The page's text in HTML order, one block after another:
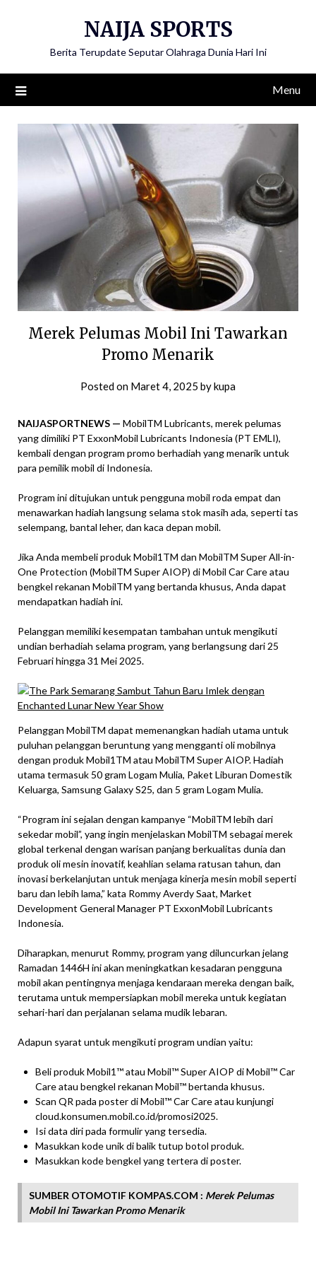
NAIJA SPORTS
Berita Terupdate Seputar Olahraga Dunia Hari Ini
Menu
Merek Pelumas Mobil Ini Tawarkan
Promo Menarik
Posted on Maret 4, 2025 bykupa
NAIJASPORTNEWS — MobilTM Lubricants, merek pelumas
yang dimiliki PT ExxonMobil Lubricants Indonesia (PT EMLI),
kembali dengan program promo berhadiah yang menarik untuk
para pemilik mobil di Indonesia.
Program ini ditujukan untuk pengguna mobil roda empat dan
menawarkan hadiah langsung selama stok masih ada, seperti tas
selempang, bantal leher, dan kaca depan mobil.
Jika Anda membeli produk Mobil1TM dan MobilTM Super All-in-
One Protection (MobilTM Super AIOP) di Mobil Car Care atau
bengkel rekanan MobilTM yang bertanda khusus, Anda dapat
mendapatkan hadiah ini.
Pelanggan memiliki kesempatan tambahan untuk mengikuti
undian berhadiah selama program, yang berlangsung dari 25
Februari hingga 31 Mei 2025.
Pelanggan MobilTM dapat memenangkan hadiah utama untuk
puluhan pelanggan beruntung yang mengganti oli mobilnya
dengan produk Mobil1TM atau MobilTM Super AIOP. Hadiah
utama termasuk 50 gram Logam Mulia, Paket Liburan Domestik
Keluarga, Samsung Galaxy S25, dan 5 gram Logam Mulia.
“Program ini sejalan dengan kampanye “MobilTM lebih dari
sekedar mobil”, yang ingin menjelaskan MobilTM sebagai merek
global terkenal dengan warisan panjang berkualitas dunia dan
produk oli mesin inovatif, keahlian selama ratusan tahun, dan
inovasi berkelanjutan untuk menjaga kinerja mesin mobil seperti
baru dan lebih lama,” kata Rommy Averdy Saat, Market
Development General Manager PT ExxonMobil Lubricants
Indonesia.
Diharapkan, menurut Rommy, program yang diluncurkan jelang
Ramadan 1446H ini akan meningkatkan kesadaran pengguna
mobil akan pentingnya menjaga kendaraan mereka dengan baik,
terutama untuk mempersiapkan mobil mereka untuk kegiatan
sehari-hari dan perjalanan selama mudik lebaran.
Adapun syarat untuk mengikuti program undian yaitu:
Beli produk Mobil1™ atau Mobil™ Super AIOP di Mobil™ Car
Care atau bengkel rekanan Mobil™ bertanda khusus.
Scan QR pada poster di Mobil™ Car Care atau kunjungi
cloud.konsumen.mobil.co.id/promosi2025.
Isi data diri pada formulir yang tersedia.
Masukkan kode unik di balik tutup botol produk.
Masukkan kode bengkel yang tertera di poster.
SUMBER OTOMOTIF KOMPAS.COM : Merek Pelumas
Mobil Ini Tawarkan Promo Menarik